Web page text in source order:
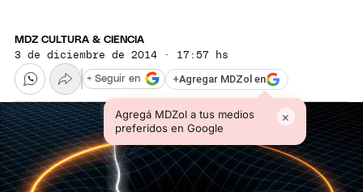
MDZ CULTURA & CIENCIA
3 de diciembre de 2014 · 17:57 hs
+Agregar MDZol en
Agregá MDZol a tus medios
preferidos en Google
×
+ Seguir en